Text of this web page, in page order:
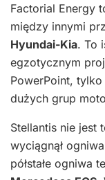
Factorial Energy
między innymi
Hyundai-Kia. To
egzotycznym
PowerPoint,
dużych grup
Stellantis nie jest
wyciągnął
półstałe ogniwa